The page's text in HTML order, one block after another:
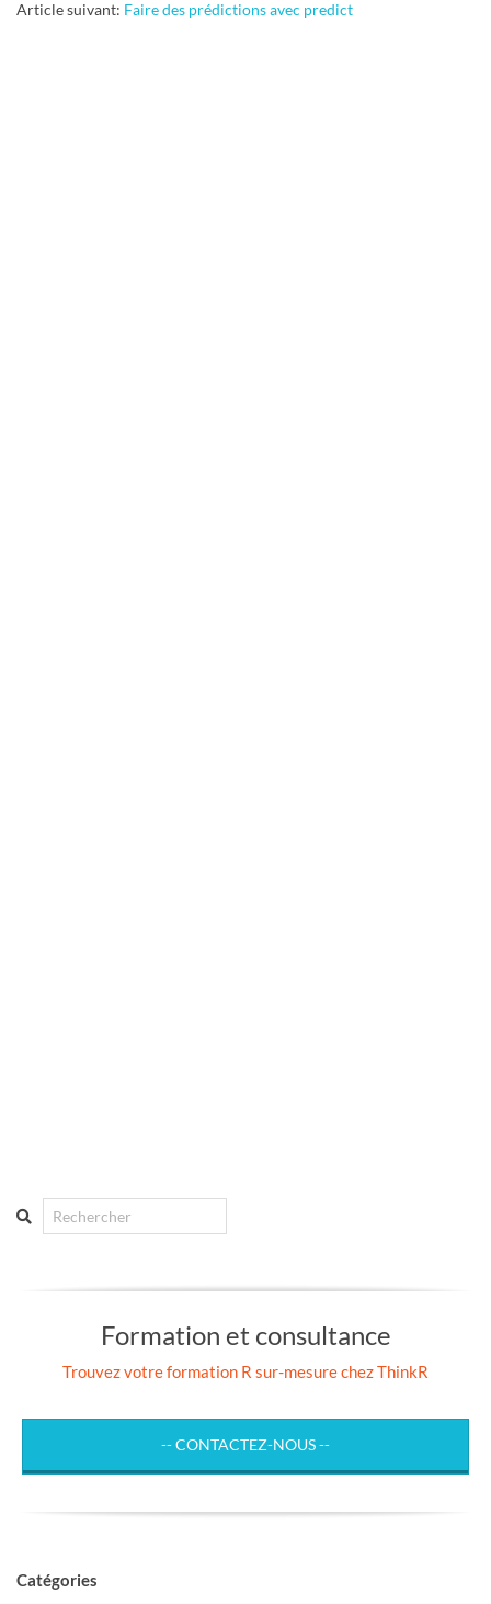
07
Article suivant: Faire des prédictions avec predict
Search
Formation et consultance
Trouvez votre formation R sur-mesure chez ThinkR
-- CONTACTEZ-NOUS --
Catégories